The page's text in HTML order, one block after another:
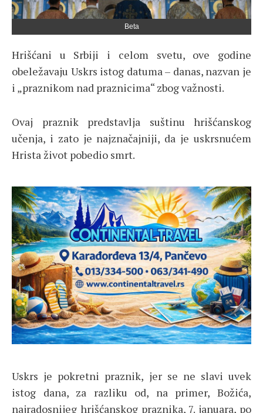
Beta
Hrišćani u Srbiji i celom svetu, ove godine
obeležavaju Uskrs istog datuma – danas, nazvan je
i „praznikom nad praznicima“ zbog važnosti.
Ovaj praznik predstavlja suštinu hrišćanskog
učenja, i zato je najznačajniji, da je uskrsnućem
Hrista život pobedio smrt.
Uskrs je pokretni praznik, jer se ne slavi uvek
istog dana, za razliku od, na primer, Božića,
najradosnijeg hrišćanskog praznika, 7. januara, po